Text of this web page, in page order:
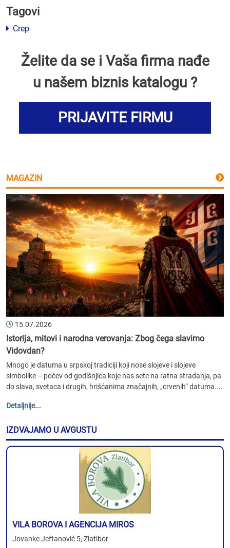
Tagovi
Crep
Želite da se i Vaša firma nađe
u našem biznis katalogu ?
PRIJAVITE FIRMU
MAGAZIN
15.07.2026
Istorija, mitovi i narodna verovanja: Zbog čega slavimo
Vidovdan?
Mnogo je datuma u srpskoj tradiciji koji nose slojeve i slojeve
simbolike – počev od godišnjica koje nas sete na ratna stradanja, pa
do slava, svetaca i drugih, hrišćanima značajnih, „crvenih“ datuma....
Detaljnije...
IZDVAJAMO U AVGUSTU
VILA BOROVA I AGENCIJA MIROS
Jovanke Jeftanović 5, Zlatibor